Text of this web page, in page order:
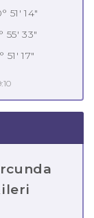
51' 14"
55' 33"
51' 17"